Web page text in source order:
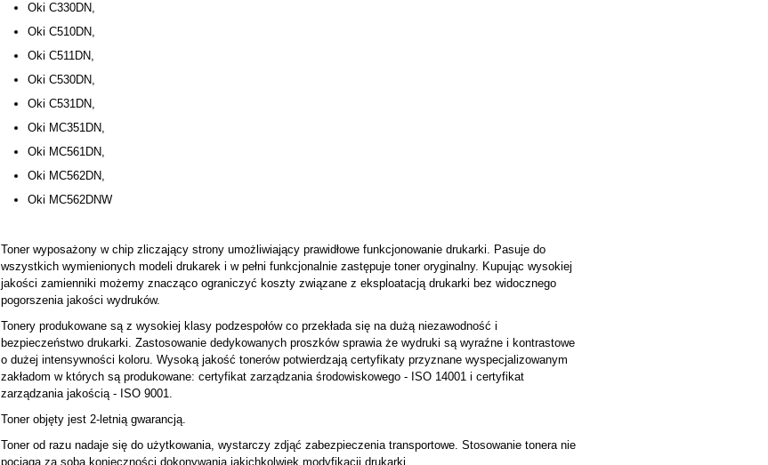
Oki C330DN,
Oki C510DN,
Oki C511DN,
Oki C530DN,
Oki C531DN,
Oki MC351DN,
Oki MC561DN,
Oki MC562DN,
Oki MC562DNW
Toner wyposażony w chip zliczający strony umożliwiający prawidłowe funkcjonowanie drukarki. Pasuje do
wszystkich wymienionych modeli drukarek i w pełni funkcjonalnie zastępuje toner oryginalny. Kupując wysokiej
jakości zamienniki możemy znacząco ograniczyć koszty związane z eksploatacją drukarki bez widocznego
pogorszenia jakości wydruków.
Tonery produkowane są z wysokiej klasy podzespołów co przekłada się na dużą niezawodność i
bezpieczeństwo drukarki. Zastosowanie dedykowanych proszków sprawia że wydruki są wyraźne i kontrastowe
o dużej intensywności koloru. Wysoką jakość tonerów potwierdzają certyfikaty przyznane wyspecjalizowanym
zakładom w których są produkowane: certyfikat zarządzania środowiskowego - ISO 14001 i certyfikat
zarządzania jakością - ISO 9001.
Toner objęty jest 2-letnią gwarancją.
Toner od razu nadaje się do użytkowania, wystarczy zdjąć zabezpieczenia transportowe. Stosowanie tonera nie
pociąga za sobą konieczności dokonywania jakichkolwiek modyfikacji drukarki.